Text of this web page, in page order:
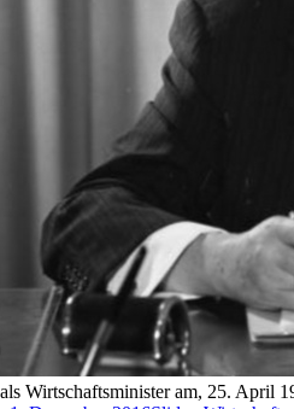
Wirtschaftsminister am, 25. April